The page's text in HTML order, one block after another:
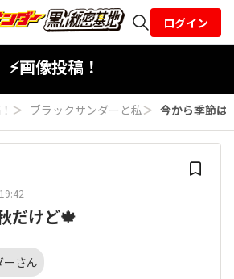
ログイン
⚡画像投稿！
＞ ブラックサンダーと私＞ 今から季節は
だけど🍁
ーさん